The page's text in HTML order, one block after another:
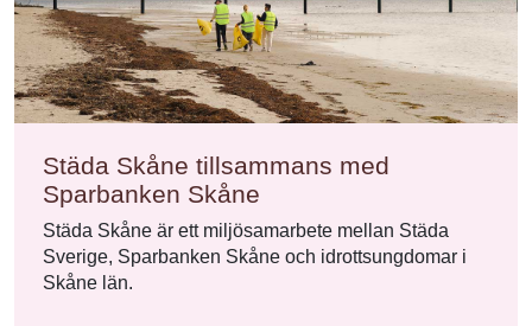
Städa Skåne tillsammans med
Sparbanken Skåne
Städa Skåne är ett miljösamarbete mellan Städa
Sverige, Sparbanken Skåne och idrottsungdomar i
Skåne län.